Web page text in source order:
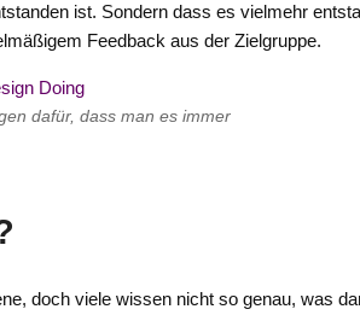
ist. Sondern dass es vielmehr
Feedback aus der Zielgruppe.
dafür, dass man es immer
doch viele wissen nicht so genau, was